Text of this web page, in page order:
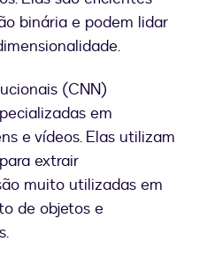
binária e podem lidar
(CNN)
em
e vídeos. Elas utilizam
extrair
muito utilizadas em
de objetos e